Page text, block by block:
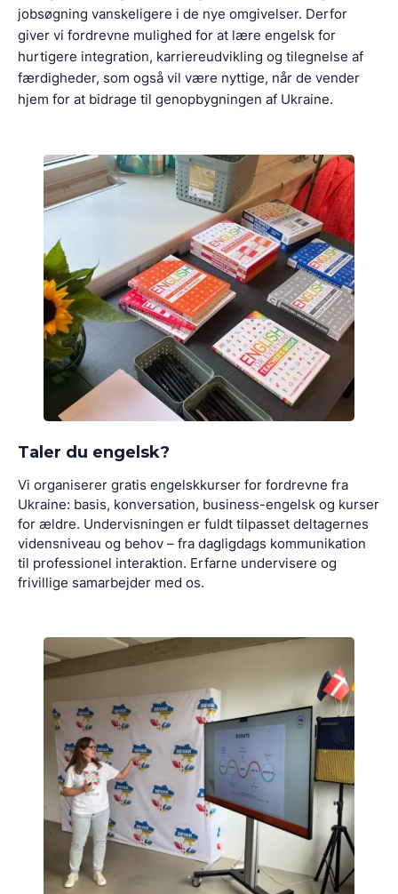
jobsøgning vanskeligere i de nye omgivelser. Derfor
giver vi fordrevne mulighed for at lære engelsk for
hurtigere integration, karriereudvikling og tilegnelse af
færdigheder, som også vil være nyttige, når de vender
hjem for at bidrage til genopbygningen af Ukraine.
Taler du engelsk?
Vi organiserer gratis engelskkurser for fordrevne fra
Ukraine: basis, konversation, business-engelsk og kurser
for ældre. Undervisningen er fuldt tilpasset deltagernes
vidensniveau og behov – fra dagligdags kommunikation
til professionel interaktion. Erfarne undervisere og
frivillige samarbejder med os.